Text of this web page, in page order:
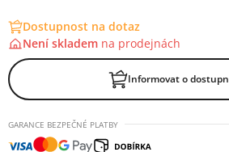
Dostupnost na dotaz
Není skladem na prodejnách
Informovat o
GARANCE BEZPEČNÉ PLATBY